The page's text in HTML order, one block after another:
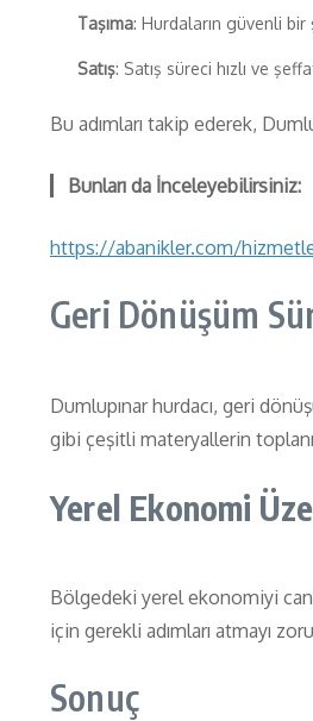
Taşıma: Hurdaların güvenli bir
Satış: Satış süreci hızlı ve
Bu adımları takip ederek,
Bunları da İnceleyebilirsiniz:
https://abanikler.com/
Geri Dönüşüm
Dumlupınar hurdacı, geri
gibi çeşitli materyallerin
Yerel Ekonomi
Bölgedeki yerel ekonomiyi
için gerekli adımları atmayı
Sonuç